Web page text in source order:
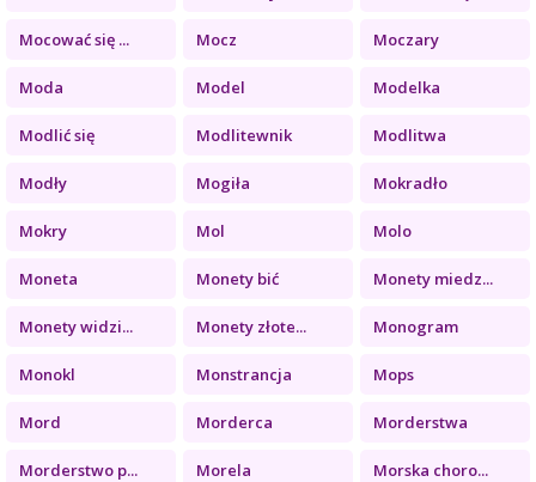
Mocować się ... Mocz Moczary
Moda Model Modelka
Modlić się Modlitewnik Modlitwa
Modły Mogiła Mokradło
Mokry Mol Molo
Moneta Monety bić Monety miedz...
Monety widzi... Monety złote... Monogram
Monokl Monstrancja Mops
Mord Morderca Morderstwa
Morderstwo p... Morela Morska choro...